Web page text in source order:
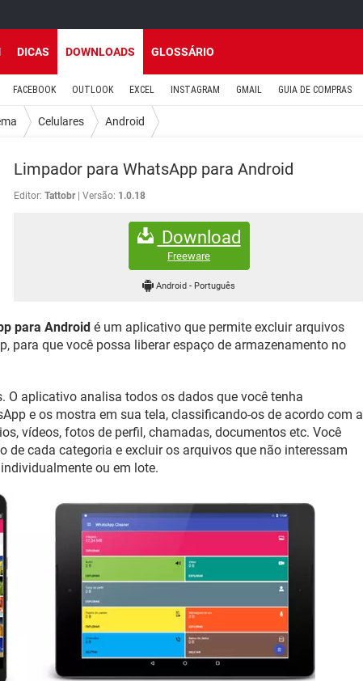
DICAS DOWNLOADS GLOSSÁRIO
FACEBOOK OUTLOOK EXCEL INSTAGRAM GMAIL GUIA DE COMPRAS
Celulares Android
Limpador para WhatsApp para Android
Editor: Tattobr Versão: 1.0.18
Download
Freeware
Android- Português
para Android é um aplicativo que permite excluir arquivos
para que você possa liberar espaço de armazenamento no
O aplicativo analisa todos os dados que você tenha
e os mostra em sua tela, classificando-os de acordo com a
vídeos, fotos de perfil, chamadas, documentos etc. Você
de cada categoria e excluir os arquivos que não interessam
ou em lote.